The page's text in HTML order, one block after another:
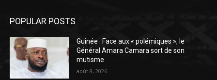
POPULAR POSTS
Guinée : Face aux « polémiques », le
Général Amara Camara sort de son
mutisme
août 8, 2026